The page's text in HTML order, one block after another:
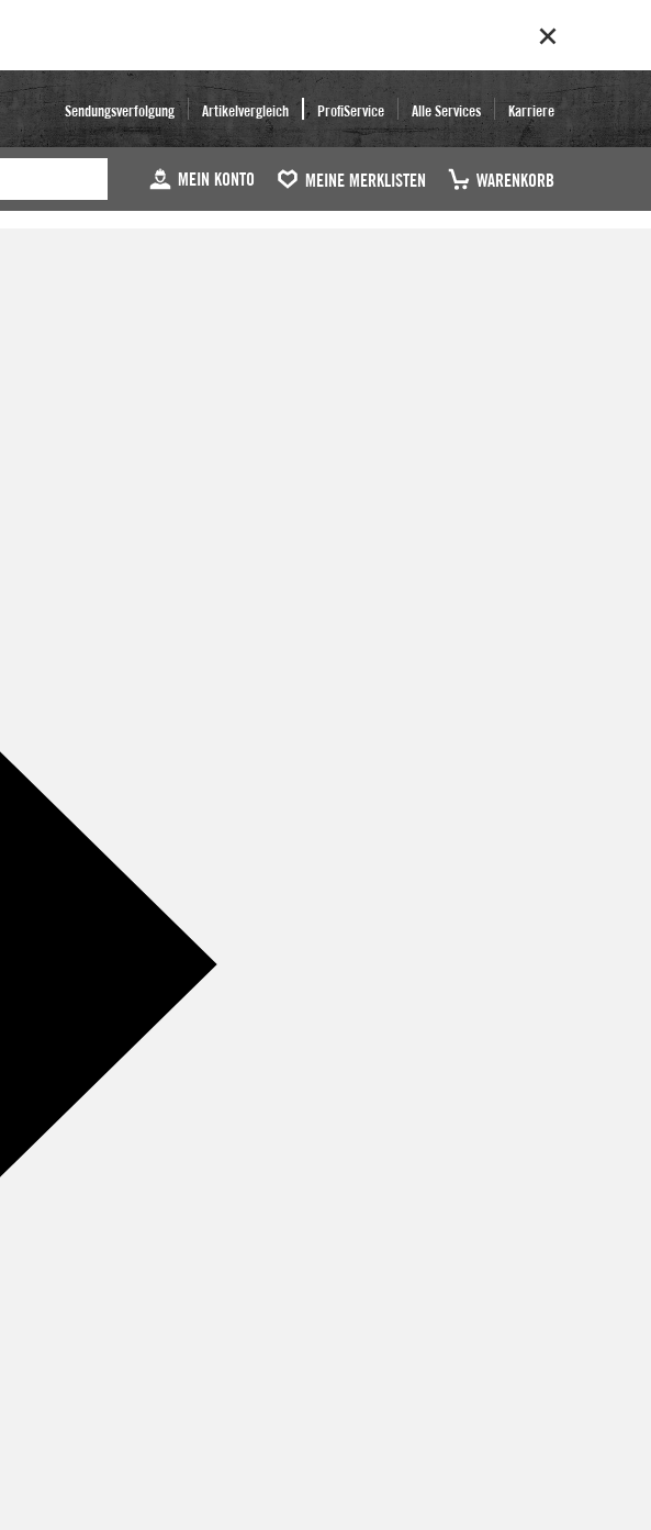
Sendungsverfolgung Artikelvergleich ProfiService Alle Services Karriere
MEIN KONTO MEINE MERKLISTEN WARENKORB